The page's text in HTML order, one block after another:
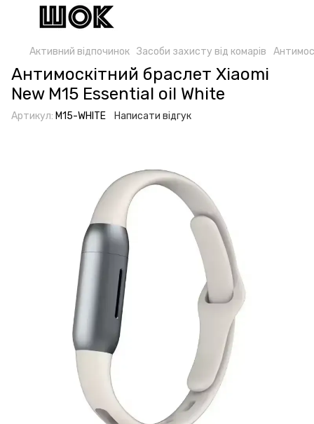
Активний відпочинок Засоби захисту від комарів
Антимоскітний браслет Xiaomi
New M15 Essential oil White
Артикул: M15-WHITE Написати відгук